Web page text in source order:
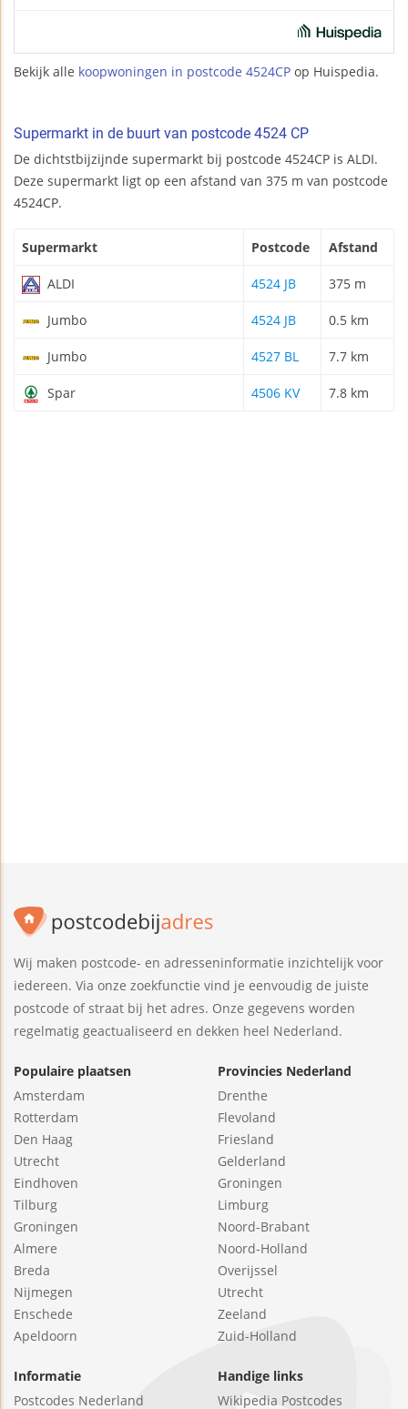
Bekijk alle koopwoningen in postcode 4524CP op Huispedia.
Supermarkt in de buurt van postcode 4524 CP
De dichtstbijzijnde supermarkt bij postcode 4524CP is ALDI.
Deze supermarkt ligt op een afstand van 375 m van postcode
4524CP.
Supermarkt Postcode Afstand
ALDI 4524 JB 375 m
Jumbo 4524 JB 0.5 km
Jumbo 4527 BL 7.7 km
Spar 4506 KV 7.8 km
Wij maken postcode- en adresseninformatie inzichtelijk voor
iedereen. Via onze zoekfunctie vind je eenvoudig de juiste
postcode of straat bij het adres. Onze gegevens worden
regelmatig geactualiseerd en dekken heel Nederland.
Populaire plaatsen
Amsterdam
Rotterdam
Den Haag
Utrecht
Eindhoven
Tilburg
Groningen
Almere
Breda
Nijmegen
Enschede
Apeldoorn
Provincies Nederland
Drenthe
Flevoland
Friesland
Gelderland
Groningen
Limburg
Noord-Brabant
Noord-Holland
Overijssel
Utrecht
Zeeland
Zuid-Holland
Informatie
Postcodes Nederland
Handige links
Wikipedia Postcodes